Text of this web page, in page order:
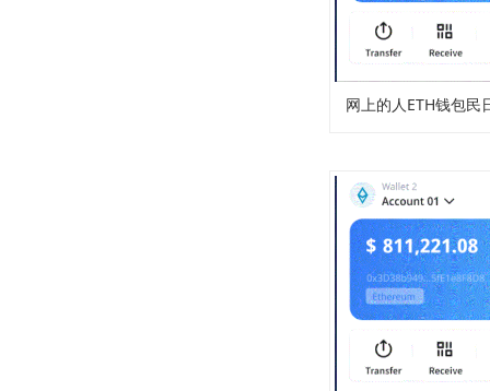
网上的人ETH钱包民